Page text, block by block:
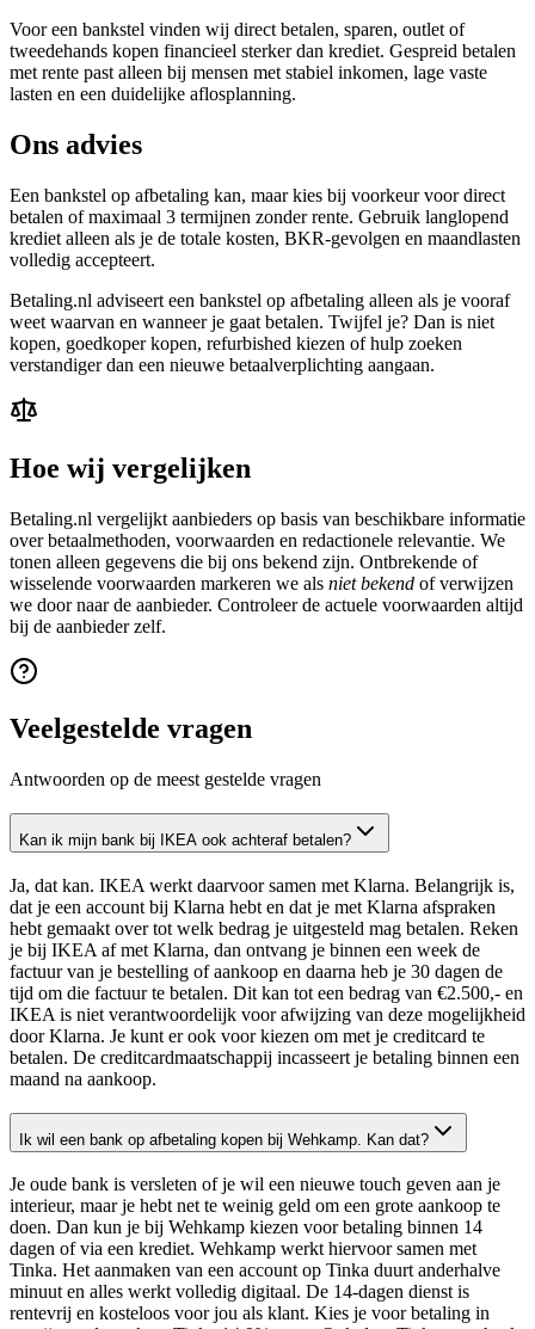
Voor een bankstel vinden wij direct betalen, sparen, outlet of
tweedehands kopen financieel sterker dan krediet. Gespreid betalen
met rente past alleen bij mensen met stabiel inkomen, lage vaste
lasten en een duidelijke aflosplanning.
Ons advies
Een bankstel op afbetaling kan, maar kies bij voorkeur voor direct
betalen of maximaal 3 termijnen zonder rente. Gebruik langlopend
krediet alleen als je de totale kosten, BKR-gevolgen en maandlasten
volledig accepteert.
Betaling.nl adviseert een bankstel op afbetaling alleen als je vooraf
weet waarvan en wanneer je gaat betalen. Twijfel je? Dan is niet
kopen, goedkoper kopen, refurbished kiezen of hulp zoeken
verstandiger dan een nieuwe betaalverplichting aangaan.
Hoe wij vergelijken
Betaling.nl vergelijkt aanbieders op basis van beschikbare informatie
over betaalmethoden, voorwaarden en redactionele relevantie. We
tonen alleen gegevens die bij ons bekend zijn. Ontbrekende of
wisselende voorwaarden markeren we als niet bekend of verwijzen
we door naar de aanbieder. Controleer de actuele voorwaarden altijd
bij de aanbieder zelf.
Veelgestelde vragen
Antwoorden op de meest gestelde vragen
Kan ik mijn bank bij IKEA ook achteraf betalen?
Ja, dat kan. IKEA werkt daarvoor samen met Klarna. Belangrijk is,
dat je een account bij Klarna hebt en dat je met Klarna afspraken
hebt gemaakt over tot welk bedrag je uitgesteld mag betalen. Reken
je bij IKEA af met Klarna, dan ontvang je binnen een week de
factuur van je bestelling of aankoop en daarna heb je 30 dagen de
tijd om die factuur te betalen. Dit kan tot een bedrag van €2.500,- en
IKEA is niet verantwoordelijk voor afwijzing van deze mogelijkheid
door Klarna. Je kunt er ook voor kiezen om met je creditcard te
betalen. De creditcardmaatschappij incasseert je betaling binnen een
maand na aankoop.
Ik wil een bank op afbetaling kopen bij Wehkamp. Kan dat?
Je oude bank is versleten of je wil een nieuwe touch geven aan je
interieur, maar je hebt net te weinig geld om een grote aankoop te
doen. Dan kun je bij Wehkamp kiezen voor betaling binnen 14
dagen of via een krediet. Wehkamp werkt hiervoor samen met
Tinka. Het aanmaken van een account op Tinka duurt anderhalve
minuut en alles werkt volledig digitaal. De 14-dagen dienst is
rentevrij en kosteloos voor jou als klant. Kies je voor betaling in